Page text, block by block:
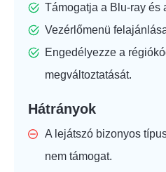
Támogatja a Blu-ray és
Vezérlőmenü
Engedélyezze a
megváltoztatását.
Hátrányok
A lejátszó bizonyos
nem támogat.